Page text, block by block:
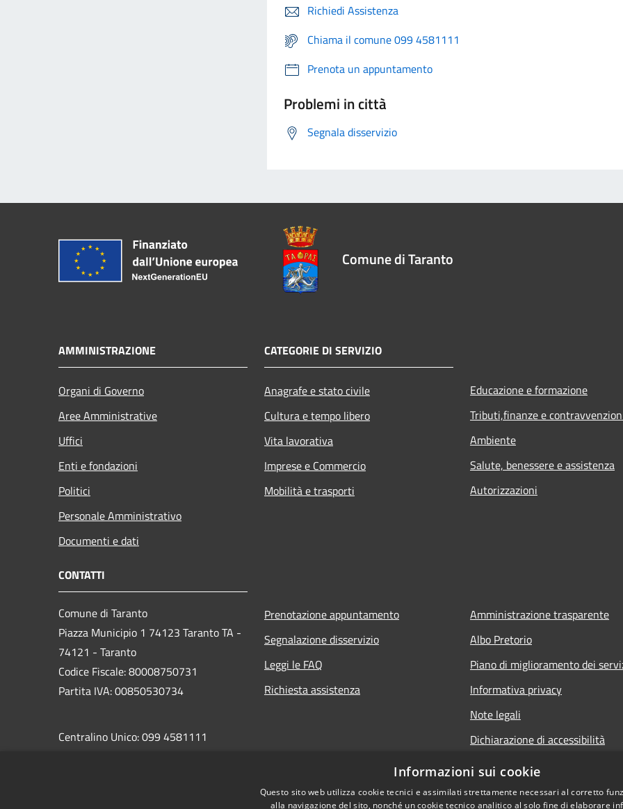
Richiedi Assistenza
Chiama il comune 099 4581111
Prenota un appuntamento
Problemi in città
Segnala disservizio
Comune di Taranto
AMMINISTRAZIONE
Organi di Governo
Aree Amministrative
Uffici
Enti e fondazioni
Politici
Personale Amministrativo
Documenti e dati
CATEGORIE DI SERVIZIO
Anagrafe e stato civile
Cultura e tempo libero
Vita lavorativa
Imprese e Commercio
Mobilità e trasporti
Educazione e formazione
Tributi,finanze e
Ambiente
Salute, benessere e assistenza
Autorizzazioni
CONTATTI
Comune di Taranto
Piazza Municipio 1 74123 Taranto TA -
74121 - Taranto
Codice Fiscale: 80008750731
Partita IVA: 00850530734
Centralino Unico: 099 4581111
protocollo.comunetaranto@pec.rupar.puglia.it
Prenotazione appuntamento
Segnalazione disservizio
Leggi le FAQ
Richiesta assistenza
Amministrazione trasparente
Albo Pretorio
Piano di miglioramento dei
Informativa privacy
Note legali
Dichiarazione di accessibilità
Informativa sulla
Informazioni sui cookie
Questo sito web utilizza cookie tecnici e assimilati strettamente necessari al corretto
alla navigazione del sito, nonché un cookie tecnico analitico al solo fine di elaborare